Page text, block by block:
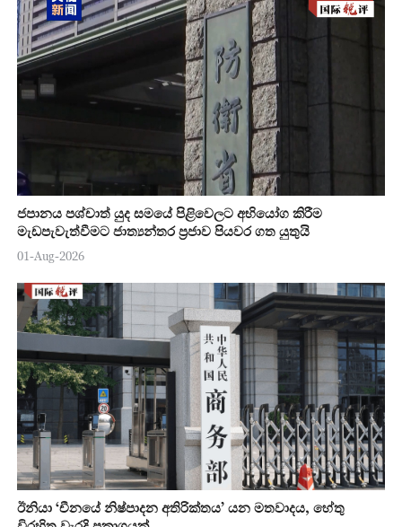
ජපානය පශ්චාත් යුද සමයේ පිළිවෙලට අභියෝග කිරීම
මැඩපැවැත්වීමට ජාත්‍යන්තර ප්‍රජාව පියවර ගත යුතුයි
01-Aug-2026
ඊනියා ‘චීනයේ නිෂ්පාදන අතිරික්තය’ යන මතවාදය, හේතු